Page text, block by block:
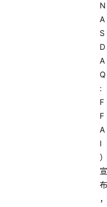
N
A
S
D
A
Q
:
F
F
A
I
）
宣
布
，